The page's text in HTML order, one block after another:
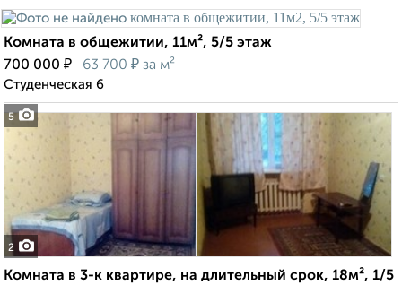
5
Комната в общежитии, 11м², 5/5 этаж
700 000 ₽ 63 700 ₽ за м²
Студенческая 6
2
Комната в 3-к квартире, на длительный срок, 18м², 1/5